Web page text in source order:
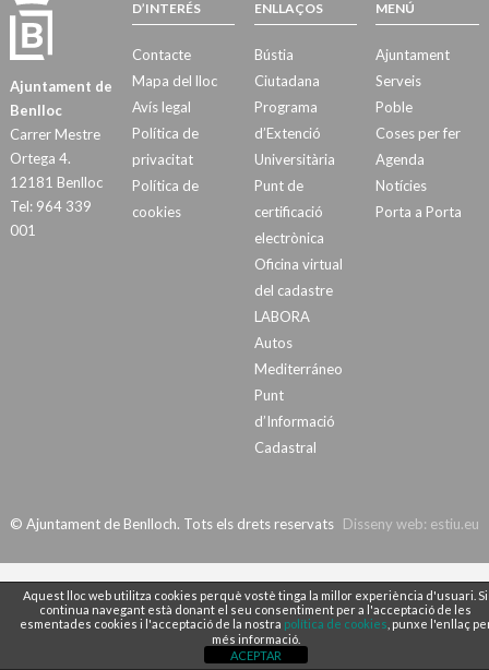
Ajuntament de
Benlloc
Carrer Mestre
Ortega 4.
12181 Benlloc
Tel: 964 339
001
D’INTERÉS
Contacte
Mapa del lloc
Avís legal
Política de
privacitat
Política de
cookies
ENLLAÇOS
Bústia
Ciutadana
Programa
d’Extenció
Universitària
Punt de
certificació
electrònica
Oficina virtual
del cadastre
LABORA
Autos
Mediterráneo
Punt
d’Informació
Cadastral
MENÚ
Ajuntament
Serveis
Poble
Coses per fer
Agenda
Notícies
Porta a Porta
Disseny web: estiu.eu
© Ajuntament de Benlloch. Tots els drets reservats
Aquest lloc web utilitza cookies perquè vostè tinga la millor experiència d'usuari. Si
continua navegant està donant el seu consentiment per a l'acceptació de les
esmentades cookies i l'acceptació de la nostra política de cookies , punxe l'enllaç
més informació.
ACEPTAR